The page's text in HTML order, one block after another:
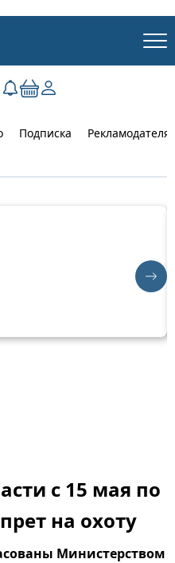
Подписка
с 15 мая по
на охоту
Министерством